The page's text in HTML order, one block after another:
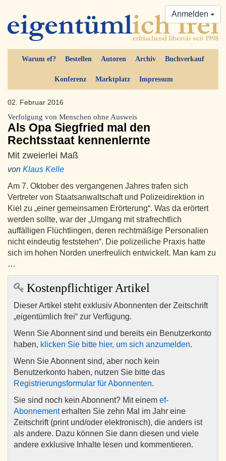
Warum ef? Bestellen Autoren Archiv Buchverkauf
Konferenz Marktplatz Impressum
Anmelden
02. Februar 2016
Verfolgung von Menschen ohne Ausweis
Als Opa Siegfried mal den
Rechtsstaat kennenlernte
Mit zweierlei Maß
von Klaus Kelle
Am 7. Oktober des vergangenen Jahres trafen sich
Vertreter von Staatsanwaltschaft und Polizeidirektion in
Kiel zu „einer gemeinsamen Erörterung“. Was da erörtert
werden sollte, war der „Umgang mit strafrechtlich
auffälligen Flüchtlingen, deren rechtmäßige Personalien
nicht eindeutig feststehen“. Die polizeiliche Praxis hatte
sich im hohen Norden unerfreulich entwickelt. Man kam zu
…
Kostenpflichtiger Artikel
Dieser Artikel steht exklusiv Abonnenten der Zeitschrift
„eigentümlich frei“ zur Verfügung.
Wenn Sie Abonnent sind und bereits ein Benutzerkonto
haben, klicken Sie bitte hier, um sich anzumelden.
Wenn Sie Abonnent sind, aber noch kein
Benutzerkonto haben, nutzen Sie bitte das
Registrierungsformular für Abonnenten.
Sie sind noch kein Abonnent? Mit einem ef-
Abonnementerhalten Sie zehn Mal im Jahr eine
Zeitschrift (print und/oder elektronisch), die anders ist
als andere. Dazu können Sie dann diesen und viele
andere exklusive Inhalte lesen und kommentieren.